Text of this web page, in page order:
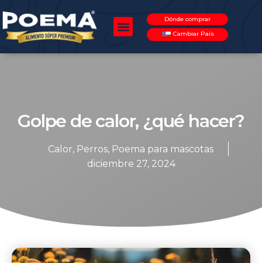
Dónde comprar
Cambiar País
Golpe de calor, ¿qué hacer?
Calor, Perros, Poema para mascotas
diciembre 27, 2024